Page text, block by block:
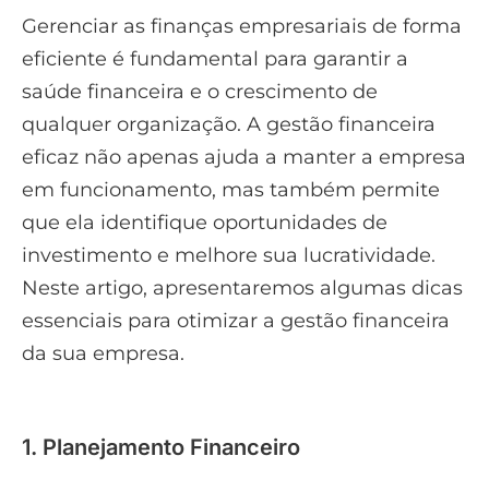
Gerenciar as finanças empresariais de forma
eficiente é fundamental para garantir a
saúde financeira e o crescimento de
qualquer organização. A gestão financeira
eficaz não apenas ajuda a manter a empresa
em funcionamento, mas também permite
que ela identifique oportunidades de
investimento e melhore sua lucratividade.
Neste artigo, apresentaremos algumas dicas
essenciais para otimizar a gestão financeira
da sua empresa.
1. Planejamento Financeiro